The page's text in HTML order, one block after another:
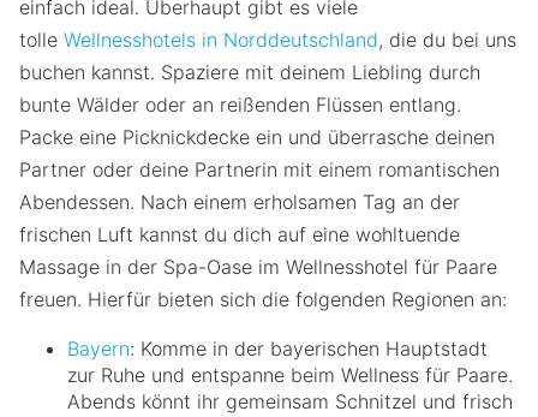
einfach ideal. Überhaupt gibt es viele
tolle Wellnesshotels in Norddeutschland, die du bei uns
buchen kannst. Spaziere mit deinem Liebling durch
bunte Wälder oder an reißenden Flüssen entlang.
Packe eine Picknickdecke ein und überrasche deinen
Partner oder deine Partnerin mit einem romantischen
Abendessen. Nach einem erholsamen Tag an der
frischen Luft kannst du dich auf eine wohltuende
Massage in der Spa-Oase im Wellnesshotel für Paare
freuen. Hierfür bieten sich die folgenden Regionen an:
Bayern: Komme in der bayerischen Hauptstadt
zur Ruhe und entspanne beim Wellness für Paare.
Abends könnt ihr gemeinsam Schnitzel und frisch